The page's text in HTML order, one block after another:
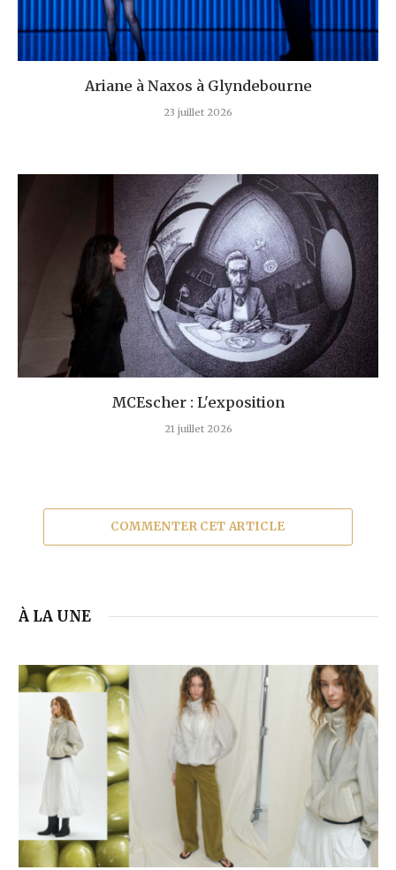
Ariane à Naxos à Glyndebourne
23 juillet 2026
MCEscher : L'exposition
21 juillet 2026
COMMENTER CET ARTICLE
À LA UNE